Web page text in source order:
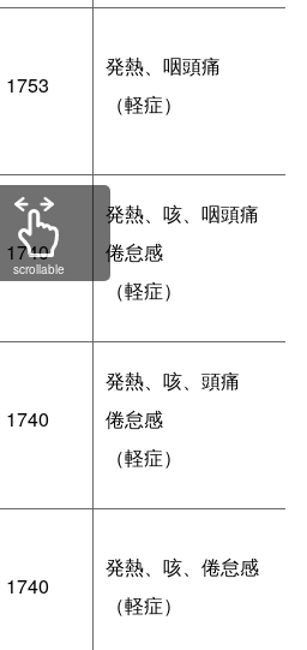
1753
発熱、咽頭痛
（軽症）
1740
発熱、咳、咽頭痛
倦怠感
（軽症）
1740
発熱、咳、頭痛
倦怠感
（軽症）
1740
発熱、咳、倦怠感
（軽症）
scrollable